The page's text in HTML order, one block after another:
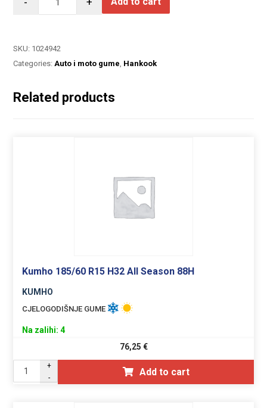
SKU: 1024942
Categories:Auto i moto gume, Hankook
Related products
Kumho 185/60 R15 H32 All Season 88H
KUMHO
CJELOGODIŠNJE GUME
Na zalihi: 4
76,25 €
+
-
Add to cart